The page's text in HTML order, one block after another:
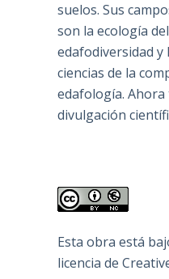
suelos. Sus
son la ecología
edafodiversidad y
ciencias de la
edafología. Ahora
divulgación
Esta obra está
licencia de